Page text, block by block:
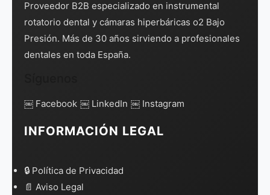
Proveedor B2B especializado en instrumental
rotatorio dental y cámaras hiperbáricas o2 Bajo
Presión. Más de 30 años sirviendo a profesionales
dentales en toda España.
￼ Facebook ￼ LinkedIn ￼ Instagram
INFORMACIÓN LEGAL
🔒 Política de Privacidad
📄 Aviso Legal